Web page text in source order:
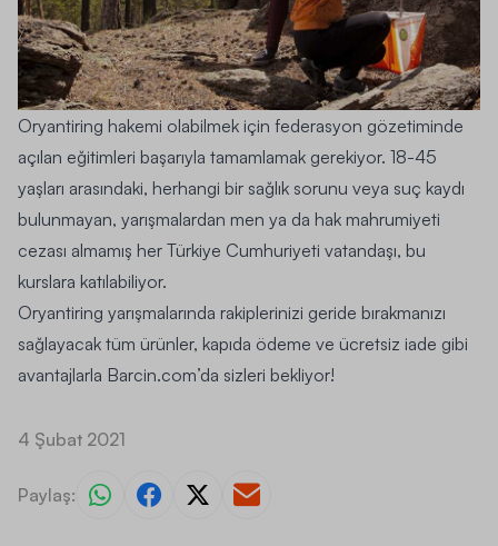
Oryantiring hakemi olabilmek için federasyon gözetiminde
açılan eğitimleri başarıyla tamamlamak gerekiyor. 18-45
yaşları arasındaki, herhangi bir sağlık sorunu veya suç kaydı
bulunmayan, yarışmalardan men ya da hak mahrumiyeti
cezası almamış her Türkiye Cumhuriyeti vatandaşı, bu
kurslara katılabiliyor.
Oryantiring yarışmalarında rakiplerinizi geride bırakmanızı
sağlayacak tüm ürünler, kapıda ödeme ve ücretsiz iade gibi
avantajlarla Barcin.com’da sizleri bekliyor!
4 Şubat 2021
Paylaş: